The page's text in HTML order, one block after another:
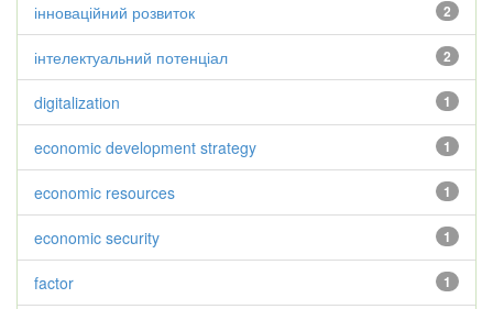
2
інноваційний розвиток
2
інтелектуальний потенціал
1
digitalization
1
economic development strategy
1
economic resources
1
economic security
1
factor